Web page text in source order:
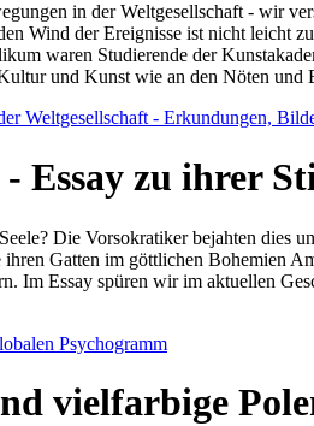
in der Weltgesellschaft - wir
Wind der Ereignisse ist nicht leicht
waren Studierende der
und Kunst wie an den Nöten und
Weltgesellschaft - Erkundungen,
- Essay zu ihrer
Die Vorsokratiker bejahten dies
ihren Gatten im göttlichen Bohemien
Im Essay spüren wir im aktuellen
Psychogramm
vielfarbige